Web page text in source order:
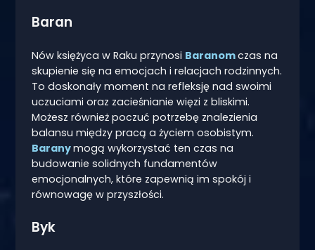
Baran
Nów księżyca w Raku przynosi Baranomczas na
skupienie się na emocjach i relacjach rodzinnych.
To doskonały moment na refleksję nad swoimi
uczuciami oraz zacieśnianie więzi z bliskimi.
Możesz również poczuć potrzebę znalezienia
balansu między pracą a życiem osobistym.
Baranymogą wykorzystać ten czas na
budowanie solidnych fundamentów
emocjonalnych, które zapewnią im spokój i
równowagę w przyszłości.
Byk